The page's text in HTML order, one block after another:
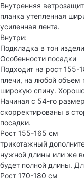
Внутренняя
планка утепленная
усиленная лента.
Внутри:
Подкладка в тон
Особенности посадки
Подходит на рост 155-
плечи, на любой объем
широкую спину.
Начиная с 54-го
скорректированы в
посадки.
Рост 155-165 см
трикотажный
нужной длины или же
будет полной длины.
Рост 170-180 см